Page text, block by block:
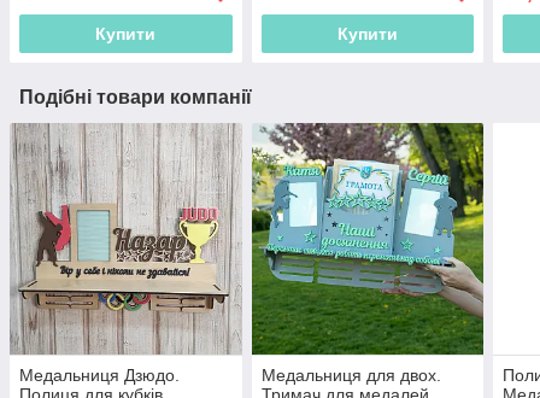
Купити
фоторамка
Купити
Подібні товари компанії
Медальниця Дзюдо.
Медальниця для двох.